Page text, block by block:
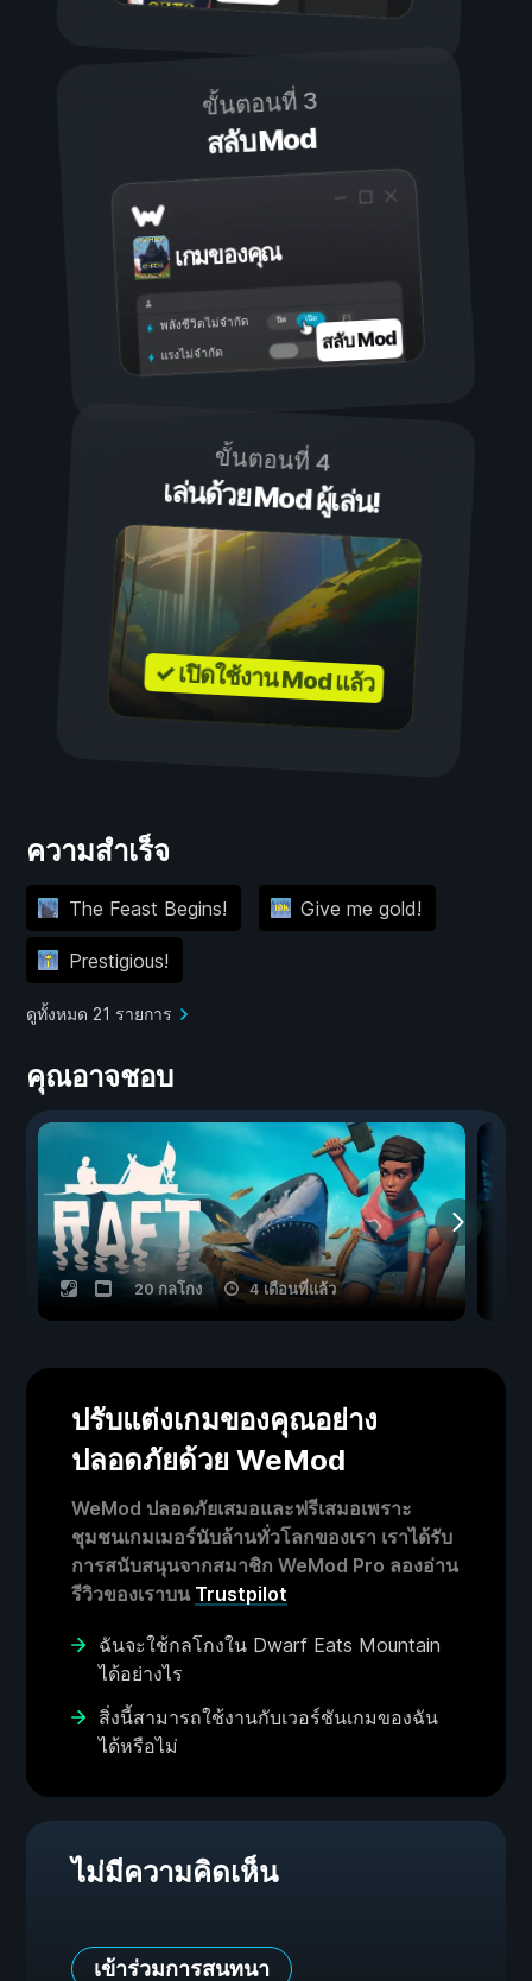
ขั้นตอนที่ 3
สลับ Mod
เกมของคุณ
เปิด
ปิด
พลังชีวิตไม่จำกัด
แรงไม่จำกัด สลับ Mod
ขั้นตอนที่ 4
เล่นด้วย Mod ผู้เล่น!
✓ เปิดใช้งาน Mod แล้ว
ความสำเร็จ
The Feast Begins! Give me gold!
Prestigious!
ดูทั้งหมด 21 รายการ
คุณอาจชอบ
20 กลโกง 4 เดือนที่แล้ว
ปรับแต่งเกมของคุณอย่าง
ปลอดภัยด้วย WeMod
WeMod ปลอดภัยเสมอและฟรีเสมอเพราะ
ชุมชนเกมเมอร์นับล้านทั่วโลกของเรา เราได้รับ
การสนับสนุนจากสมาชิก WeMod Pro ลองอ่าน
รีวิวของเราบน Trustpilot
ฉันจะใช้กลโกงใน Dwarf Eats Mountain
ได้อย่างไร
สิ่งนี้สามารถใช้งานกับเวอร์ชันเกมของฉัน
ได้หรือไม่
ไม่มีความคิดเห็น
เข้าร่วมการสนทนา